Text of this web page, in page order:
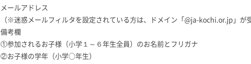
メールアドレス
（※迷惑メールフィルタを設定されている方は、ドメイン「@ja-kochi.or.jp」が
備考欄
①参加されるお子様（小学１～６年生全員）のお名前とフリガナ
②お子様の学年（小学○年生）